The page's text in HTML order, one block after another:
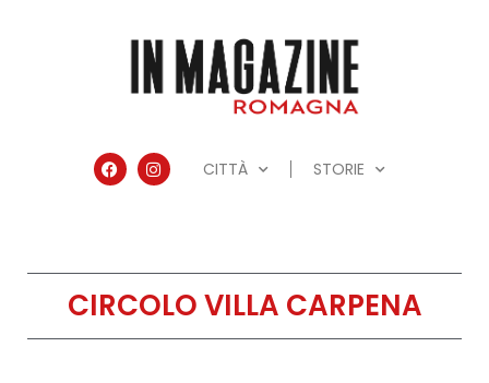
CITTÀ STORIE
CIRCOLO VILLA CARPENA